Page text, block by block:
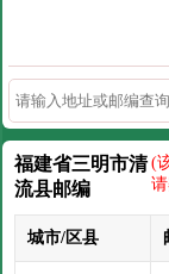
福建省三明市清
流县邮编
(
城市/区县